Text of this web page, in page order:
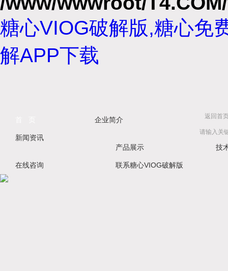
糖心VIOG破解版,糖心免
解APP下载
返回首
企业简介
新闻资讯
产品展示
技
在线咨询 联系糖心VIOG破解版